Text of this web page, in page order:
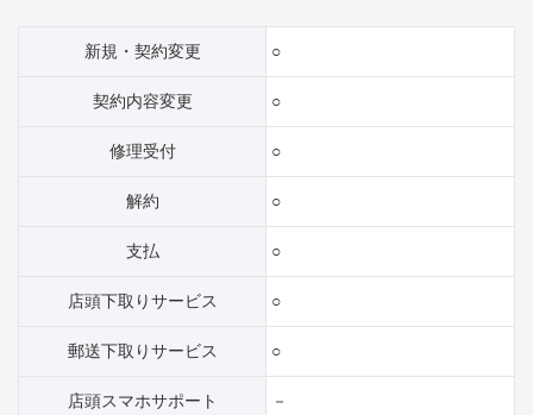
新規・契約変更 ○
契約内容変更 ○
修理受付 ○
解約 ○
支払 ○
店頭下取りサービス ○
郵送下取りサービス ○
店頭スマホサポート －